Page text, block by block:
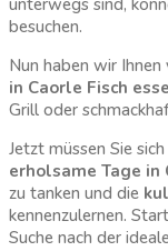
unterwegs sind,
besuchen.
Nun haben wir
in Caorle Fisch
Grill oder
Jetzt müssen Sie
erholsame Tage in
zu tanken und die
kennenzulernen.
Suche nach der